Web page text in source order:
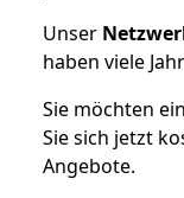
Unser
haben viele
Sie möchten
Sie sich jetzt
Angebote.